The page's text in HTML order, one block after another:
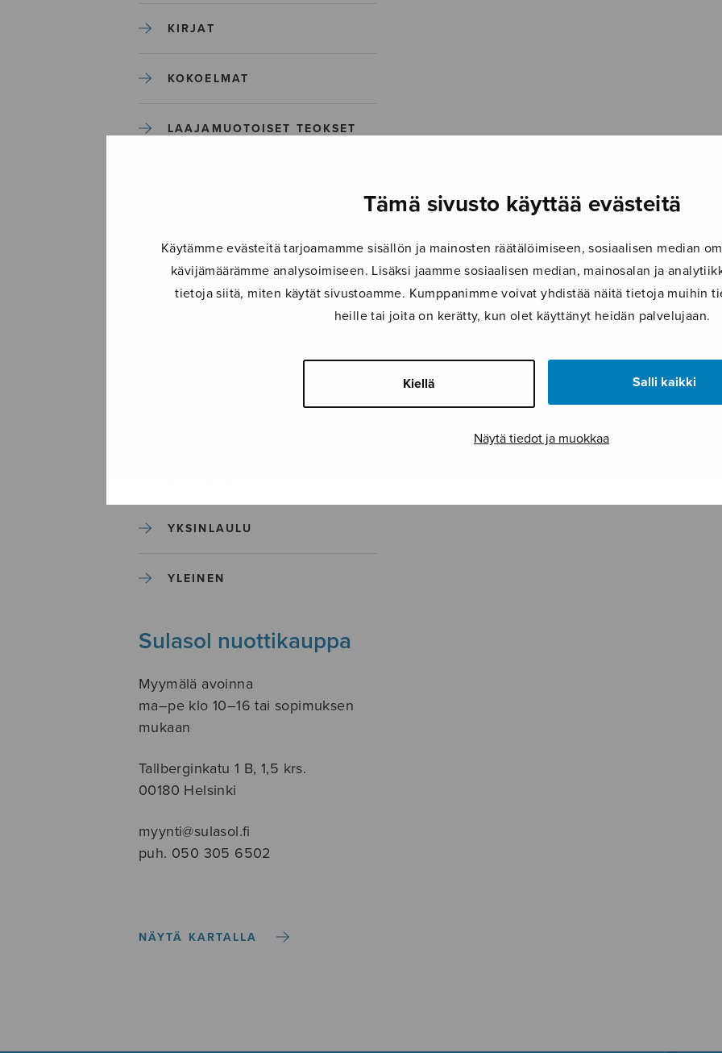
Tämä sivusto käyttää evästeitä
Käytämme evästeitä tarjoamamme sisällön ja mainosten räätälöimiseen, sosiaalisen median
kävijämäärämme analysoimiseen. Lisäksi jaamme sosiaalisen median, mainosalan ja
tietoja siitä, miten käytät sivustoamme. Kumppanimme voivat yhdistää näitä tietoja muihin
heille tai joita on kerätty, kun olet käyttänyt heidän palvelujaan.
Kiellä Salli kaikki
Näytä tiedot ja muokkaa
KIRJAT
KOKOELMAT
LAAJAMUOTOISET TEOKSET
MUUT
YKSINLAULU
YLEINEN
Sulasol nuottikauppa
Myymälä avoinna
ma–pe klo 10–16 tai sopimuksen
mukaan
Tallberginkatu 1 B, 1,5 krs.
00180 Helsinki
myynti@sulasol.fi
puh. 050 305 6502
NÄYTÄ KARTALLA